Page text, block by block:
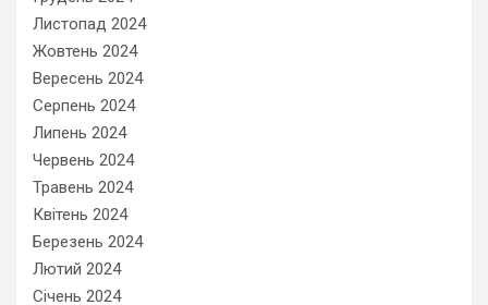
Листопад 2024
Жовтень 2024
Вересень 2024
Серпень 2024
Липень 2024
Червень 2024
Травень 2024
Квітень 2024
Березень 2024
Лютий 2024
Січень 2024